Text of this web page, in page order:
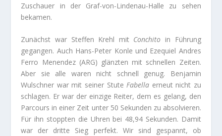
Zuschauer in der Graf-von-Lindenau-Halle zu sehen
bekamen.
Zunächst war Steffen Krehl mit Conchito in Führung
gegangen. Auch Hans-Peter Konle und Ezequiel Andres
Ferro Menendez (ARG) glänzten mit schnellen Zeiten.
Aber sie alle waren nicht schnell genug. Benjamin
Wulschner war mit seiner StuteFabella erneut nicht zu
schlagen. Er war der einzige Reiter, dem es gelang, den
Parcours in einer Zeit unter 50 Sekunden zu absolvieren.
Für ihn stoppten die Uhren bei 48,94 Sekunden. Damit
war der dritte Sieg perfekt. Wir sind gespannt, ob